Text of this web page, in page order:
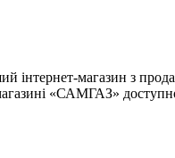
інтернет-магазин з
«САМГАЗ»